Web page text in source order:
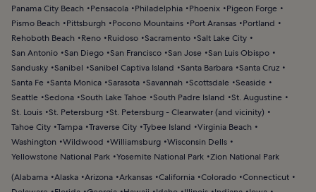
Panama City Beach
Pensacola Philadelphia Phoenix
Pigeon Forge
Pismo Beach
Pittsburgh Pocono Mountains Port Aransas
Portland
Rehoboth Beach
Reno Ruidoso Sacramento Salt Lake City
San Antonio San Diego San Francisco San Jose San Luis Obispo
Sandusky Sanibel Sanibel Captiva Island Santa Barbara Santa Cruz
Santa Fe Santa Monica Sarasota Savannah Scottsdale Seaside
Seattle Sedona South Lake Tahoe South Padre Island
St. Augustine
St. Louis St. Petersburg St. Petersburg - Clearwater (and vicinity)
Tahoe City Tampa Traverse City Tybee Island
Virginia Beach
Washington
Wildwood Williamsburg Wisconsin Dells
Yellowstone National Park Yosemite National Park Zion National Park
(Alabama Alaska Arizona Arkansas California Colorado Connecticut